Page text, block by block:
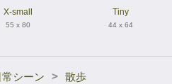
X-small
55 x 80
Tiny
44 x 64
常シーン > 散歩